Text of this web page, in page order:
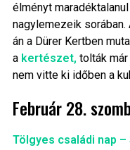
élményt
nagylemezeik
án a Dürer Kertben
akertészet, tolták már
nem vitte ki időben a
Február 28.
Tölgyes családi nap –